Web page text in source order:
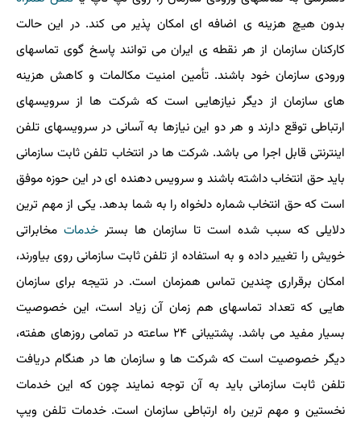
بدون هیچ هزینه ی اضافه ای امکان پذیر می کند. در این حالت
کارکنان سازمان از هر نقطه ی ایران می توانند پاسخ گوی تماسهای
ورودی سازمان خود باشند. تأمین امنیت مکالمات و کاهش هزینه
های سازمان از دیگر نیازهایی است که شرکت ها از سرویسهای
ارتباطی توقع دارند و هر دو این نیازها به آسانی در سرویسهای تلفن
اینترنتی قابل اجرا می باشد. شرکت ها در انتخاب تلفن ثابت سازمانی
باید حق انتخاب داشته باشند و سرویس دهنده ای در این حوزه موفق
است که حق انتخاب شماره دلخواه را به شما بدهد. یکی از مهم ترین
دلایلی که سبب شده است تا سازمان‎ ها بستر
خدمات مخابراتی
خویش را تغییر داده و به استفاده از تلفن ثابت سازمانی روی بیاورند،
امکان برقراری چندین تماس همزمان است. در نتیجه برای سازمان
هایی که تعداد تماسهای هم زمان آن زیاد است، این خصوصیت
بسیار مفید می باشد. پشتیبانی ۲۴ ساعته در تمامی روزهای هفته،
دیگر خصوصیت است که شرکت ها و سازمان ها در هنگام دریافت
تلفن ثابت سازمانی باید به آن توجه نمایند چون که این خدمات
نخستین و مهم ترین راه ارتباطی سازمان است. خدمات تلفن ویپ